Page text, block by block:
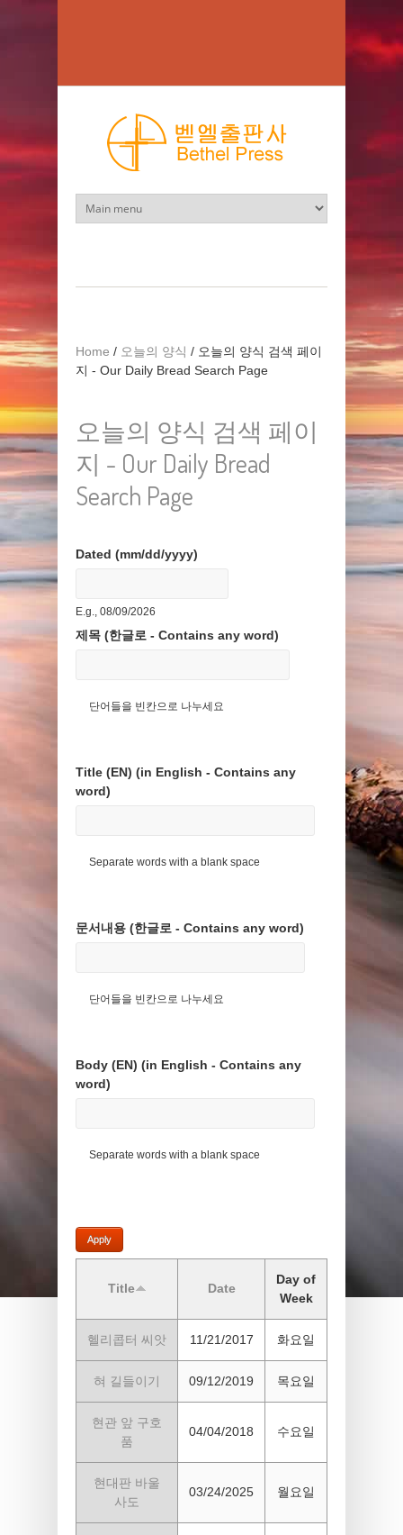
Home / 오늘의 양식 / 오늘의 양식 검색 페이
지 - Our Daily Bread Search Page
오늘의 양식 검색 페이
지 - Our Daily Bread
Search Page
Dated (mm/dd/yyyy)
E.g., 08/09/2026
제목 (한글로 - Contains any word)
단어들을 빈칸으로 나누세요
Title (EN) (in English - Contains any
word)
Separate words with a blank space
문서내용 (한글로 - Contains any word)
단어들을 빈칸으로 나누세요
Body (EN) (in English - Contains any
word)
Separate words with a blank space
Title Date
Day of
Week
헬리콥터 씨앗 11/21/2017 화요일
혀 길들이기 09/12/2019 목요일
현관 앞 구호
품
04/04/2018 수요일
현대판 바울
사도
03/24/2025 월요일